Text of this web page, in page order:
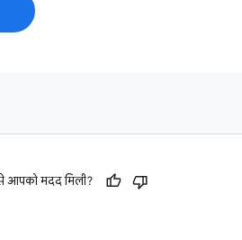
आपको मदद मिली?